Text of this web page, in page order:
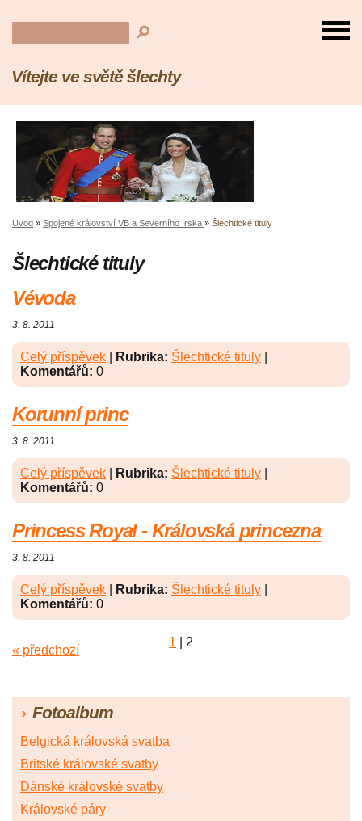
Vítejte ve světě šlechty
Úvod » Spojené království VB a Severního Irska » Šlechtické tituly
Šlechtické tituly
Vévoda
3. 8. 2011
Celý příspěvek Rubrika: Šlechtické tituly
Komentářů: 0
Korunní princ
3. 8. 2011
Celý příspěvek Rubrika: Šlechtické tituly
Komentářů: 0
Princess Royal - Královská princezna
3. 8. 2011
Celý příspěvek Rubrika: Šlechtické tituly
Komentářů: 0
« předchozí
1 2
Fotoalbum
Belgická královská svatba
Britské královské svatby
Dánské královské svatby
Královské páry